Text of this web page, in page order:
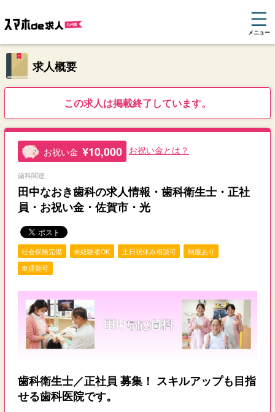
メニュー
求人概要
この求人は掲載終了しています。
お祝い金 ¥10,000 お祝い金とは？
歯科関連
田中なおき歯科の求人情報・歯科衛生士・正社
員・お祝い金・佐賀市・光
社会保険完備 未経験者OK 土日祝休み相談可
制服あり
車通勤可
歯科衛生士／正社員 募集！ スキルアップも目指
せる歯科医院です。